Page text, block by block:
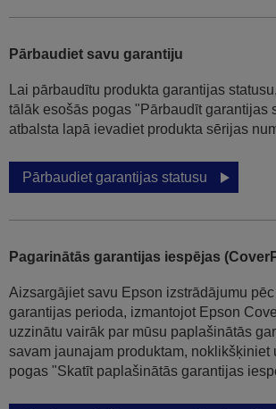
Pārbaudiet savu garantiju
Lai pārbaudītu produkta garantijas
tālāk esošās pogas "Pārbaudīt garantijas
atbalsta lapā ievadiet produkta sērijas
Pārbaudiet garantijas statusu
Pagarinātās garantijas iespējas
Aizsargājiet savu Epson izstrādājumu
garantijas perioda, izmantojot Epson
uzzinātu vairāk par mūsu paplašinātās
savam jaunajam produktam, noklikšķiniet
pogas "Skatīt paplašinātās garantijas